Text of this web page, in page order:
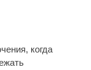
когда